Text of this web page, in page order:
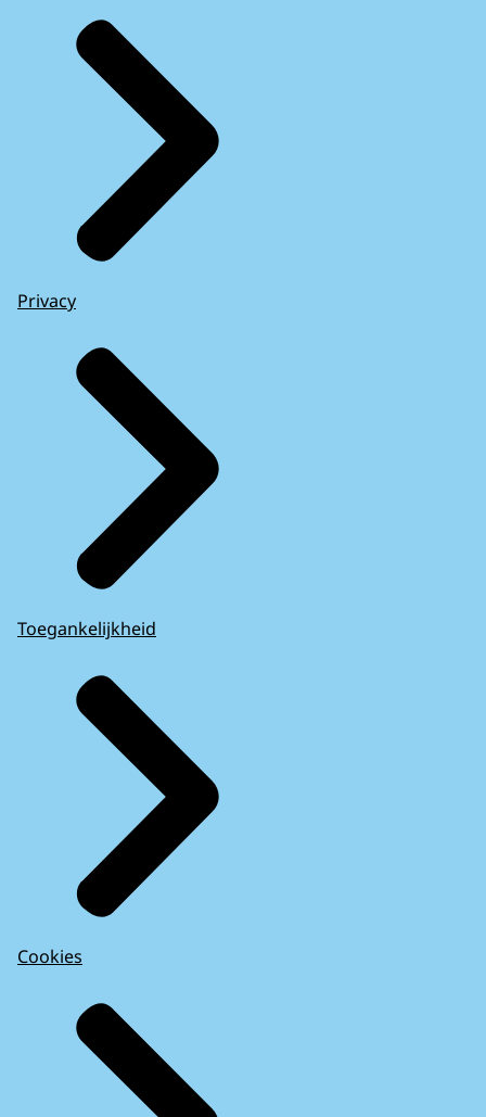
Privacy
Toegankelijkheid
Cookies